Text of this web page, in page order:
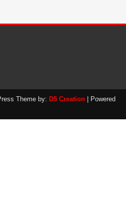
Theme by: D5 Creation | Powered